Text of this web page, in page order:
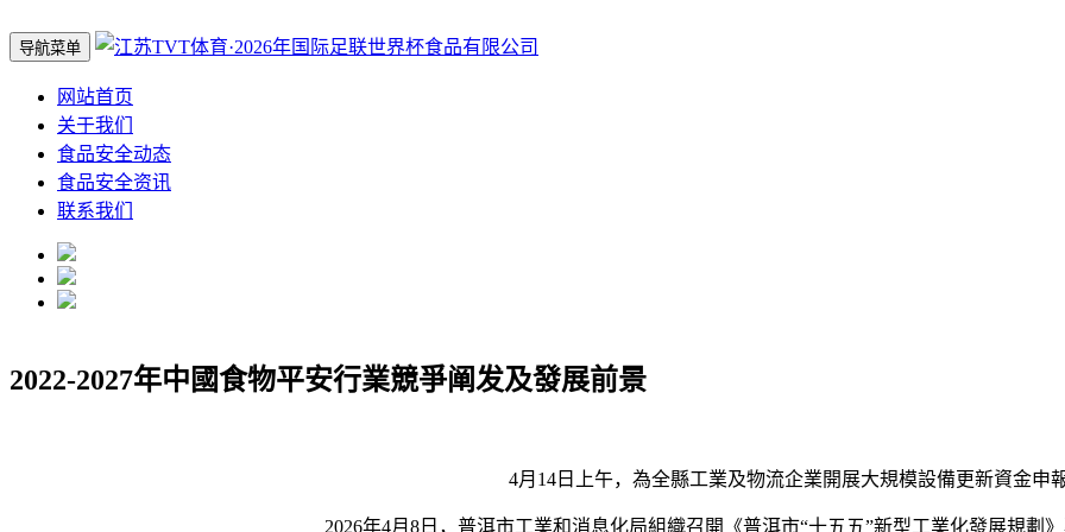
导航菜单
网站首页
关于我们
食品安全动态
食品安全资讯
联系我们
2022-2027年中國食物平安行業競爭阐发及發展前景
4月14日上午，為全縣工業及物流企業開展大規模設備更新資金申報
2026年4月8日，普洱市工業和消息化局組織召開《普洱市“十五五”新型工業化發展規劃》